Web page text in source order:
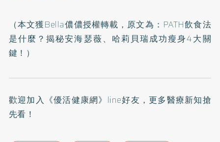
（本文獲Bella儂儂授權轉載，原文為： PATH飲食法
是什麼？揭秘安海瑟薇、哈莉貝瑞成功瘦身4大關
鍵！ ）
歡迎加入 《優活健康網》line好友 ，更多醫療新知搶
先看！